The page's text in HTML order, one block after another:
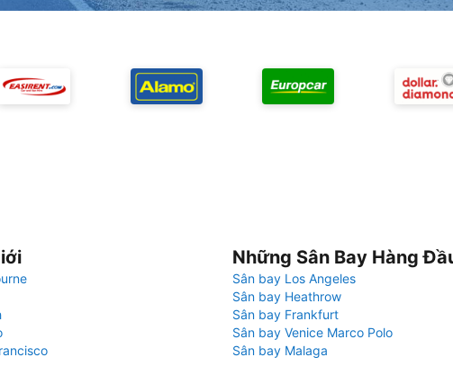
Những Sân Bay Hàng
Sân bay Los Angeles
Sân bay Heathrow
Sân bay Frankfurt
Sân bay Venice Marco Polo
Sân bay Malaga